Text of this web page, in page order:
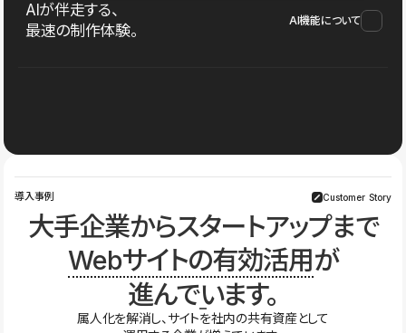
AIが伴走する、
最速の制作体験。
AI機能について
導入事例 Customer Story
大手企業からスタートアップまで
Webサイトの有効活用が
進んでいます。
属人化を解消し、サイトを社内の共有資産として